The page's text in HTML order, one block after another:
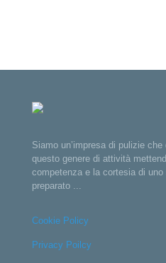
Siamo un’impresa di pulizie
questo genere di attività
competenza e la cortesia di
preparato ...
Cookie Policy
Privacy Poilcy